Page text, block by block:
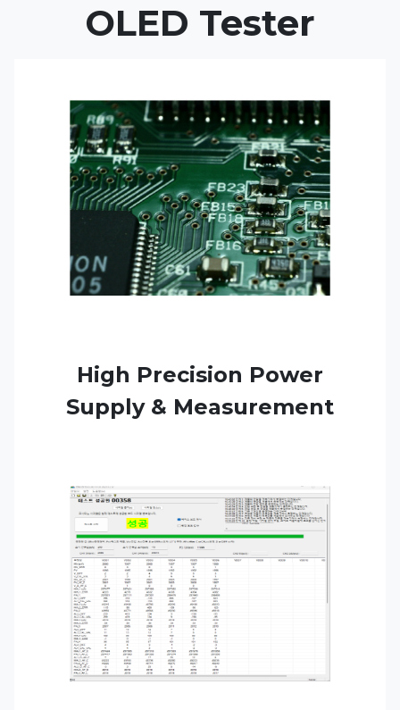
OLED Tester
High Precision Power
Supply & Measurement